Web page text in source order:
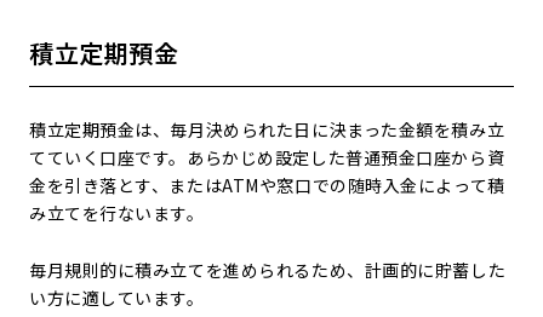
積立定期預金
積立定期預金は、毎月決められた日に決まった金額を積み立
てていく口座です。あらかじめ設定した普通預金口座から資
金を引き落とす、またはATMや窓口での随時入金によって積
み立てを行ないます。
毎月規則的に積み立てを進められるため、計画的に貯蓄した
い方に適しています。